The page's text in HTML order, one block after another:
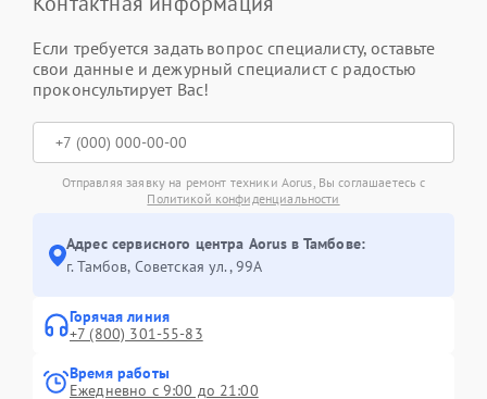
Если требуется задать вопрос специалисту, оставьте
свои данные и дежурный специалист с радостью
проконсультирует Вас!
Отправляя заявку на ремонт техники Aorus, Вы соглашаетесь с
Политикой конфиденциальности
Адрес сервисного центра Aorus в Тамбове:
г. Тамбов, Советская ул., 99А
Горячая линия
+7 (800) 301-55-83
Время работы
Ежедневно с 9:00 до 21:00